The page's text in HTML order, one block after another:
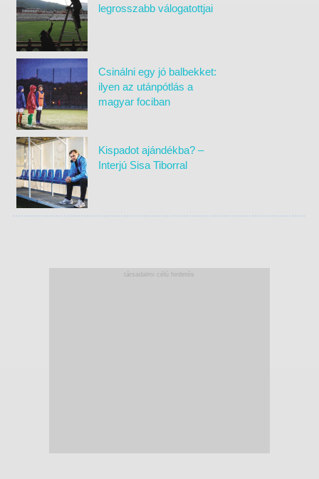
legrosszabb válogatottjai
Csinálni egy jó balbekket:
ilyen az utánpótlás a
magyar fociban
Kispadot ajándékba? –
Interjú Sisa Tiborral
társadalmi célú hirdetés